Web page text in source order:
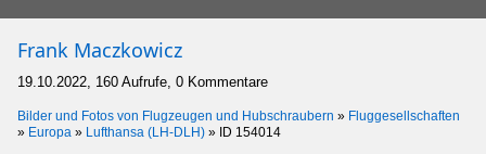
Frank Maczkowicz
19.10.2022, 160 Aufrufe, 0 Kommentare
Bilder und Fotos von Flugzeugen und Hubschraubern » Fluggesellschaften
» Europa » Lufthansa (LH-DLH) » ID 154014